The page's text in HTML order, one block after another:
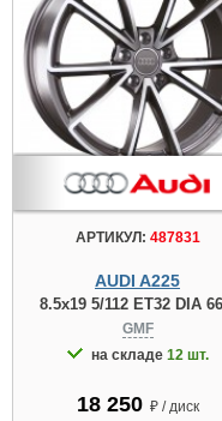
АРТИКУЛ: 487831
AUDI A225
8.5x19 5/112 ET32 DIA
GMF
на складе 12 шт.
18 250 ₽ / диск